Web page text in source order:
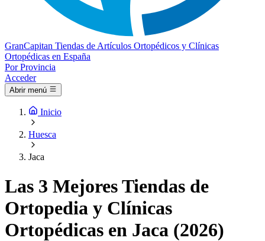
GranCapitan Tiendas de Artículos Ortopédicos y Clínicas
Ortopédicas en España
Por Provincia
Acceder
Abrir menú
Inicio
Huesca
Jaca
Las 3 Mejores Tiendas de
Ortopedia y Clínicas
Ortopédicas en Jaca (2026)